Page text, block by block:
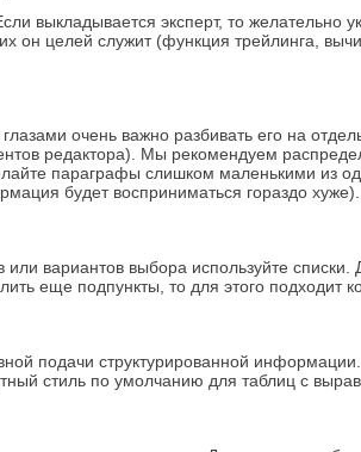
выкладывается эксперт, то
он целей служит (функция трейлинга,
глазами очень важно разбивать его на
редактора). Мы рекомендуем
параграфы слишком маленькими из
будет восприниматься гораздо хуже).
или вариантов выбора используйте списки.
еще подпункты, то для этого подходит
подачи структурированной
стиль по умолчанию для таблиц с